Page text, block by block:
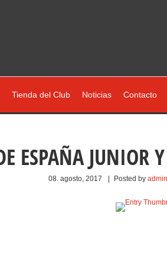
Tienda del Club Noticias Contacto
ESPAÑA JUNIOR
08. agosto, 2017 Posted by admin